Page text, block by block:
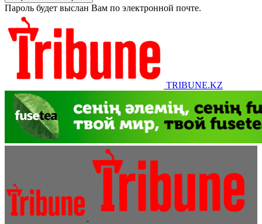
Пароль будет выслан Вам по электронной почте.
TRIBUNE.KZ